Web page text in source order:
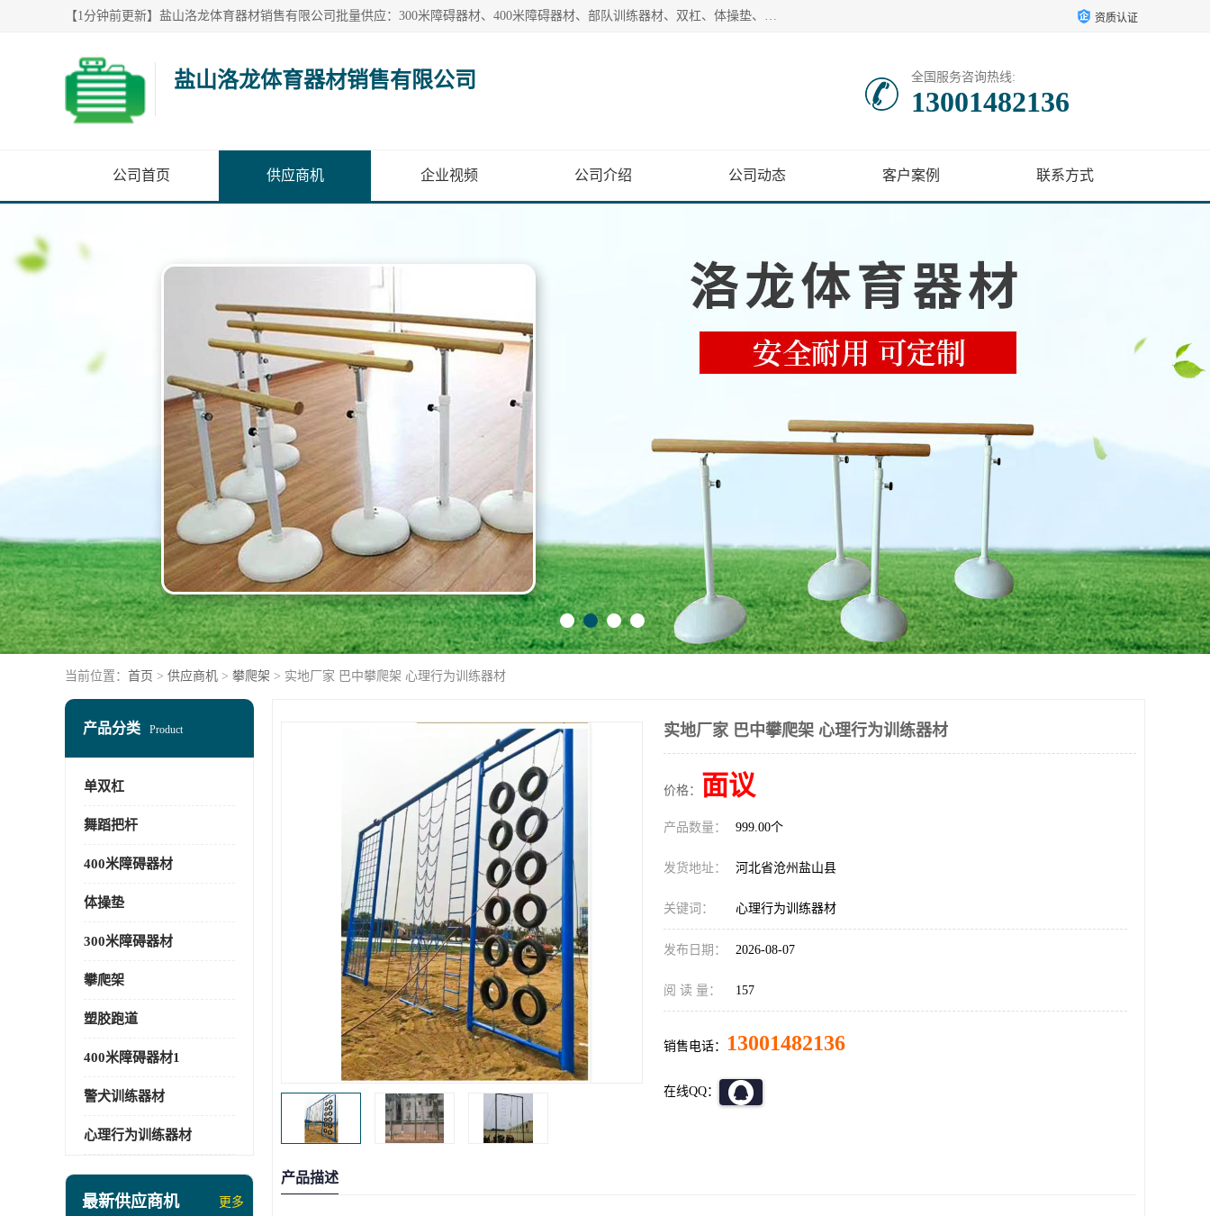
【1分钟前更新】盐山洛龙体育器材销售有限公司批量供应：300米障碍器材、400米障碍器材、部队训练器材、双杠、体操垫、舞蹈把杆等产品。盐山洛龙体育器材销售有限公司经过多年的发展，集研发，生产，销售，售后服务为一体. 奉行“质量，信誉，服务”的宗旨，以开拓创新的精神和真诚守信的态度积极进取。 资质认证
盐山洛龙体育器材销售有限公司 全国服务咨询热线:
13001482136
公司首页 供应商机 企业视频 公司介绍 公司动态 客户案例 联系方式
当前位置： 首页 > 供应商机 > 攀爬架 > 实地厂家 巴中攀爬架 心理行为训练器材
产品分类 Product
单双杠
舞蹈把杆
400米障碍器材
体操垫
300米障碍器材
攀爬架
塑胶跑道
400米障碍器材1
警犬训练器材
心理行为训练器材
最新供应商机 更多
实地厂家 巴中攀爬架 心理行为训练器材
价格： 面议
产品数量： 999.00个
发货地址： 河北省沧州盐山县
关键词： 心理行为训练器材
发布日期： 2026-08-07
阅 读 量： 157
销售电话： 13001482136
在线QQ：
产品描述